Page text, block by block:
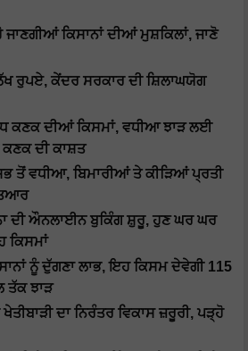
ਜਾਣਗੀਆਂ ਕਿਸਾਨਾਂ ਦੀਆਂ ਮੁਸ਼ਕਿਲਾਂ, ਜਾਣੋ
ਰੁਪਏ, ਕੇਂਦਰ ਸਰਕਾਰ ਦੀ ਸ਼ਿਲਾਘਯੋਗ
ਕਣਕ ਦੀਆਂ ਕਿਸਮਾਂ, ਵਧੀਆ ਝਾੜ ਲਈ
ਕਣਕ ਦੀ ਕਾਸ਼ਤ
ਤੋਂ ਵਧੀਆ, ਬਿਮਾਰੀਆਂ ਤੇ ਕੀੜਿਆਂ ਪ੍ਰਤੀ
ਦੀ ਔਨਲਾਈਨ ਬੁਕਿੰਗ ਸ਼ੁਰੂ, ਹੁਣ ਘਰ ਘਰ
ਕਿਸਮਾਂ
ਨੂੰ ਦੁੱਗਣਾ ਲਾਭ, ਇਹ ਕਿਸਮ ਦੇਵੇਗੀ 115
ਤੱਕ ਝਾੜ
ਦਾ ਨਿਰੰਤਰ ਵਿਕਾਸ ਜ਼ਰੂਰੀ, ਪੜ੍ਹੋ